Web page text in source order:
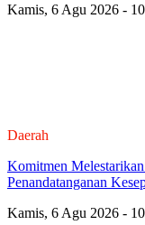
Kamis, 6 Agu 2026 -
Daerah
Komitmen
Penandatanganan
Kamis, 6 Agu 2026 -